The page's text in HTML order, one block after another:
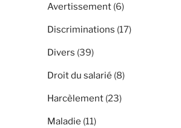
Avertissement (6)
Discriminations (17)
Divers (39)
Droit du salarié (8)
Harcèlement (23)
Maladie (11)